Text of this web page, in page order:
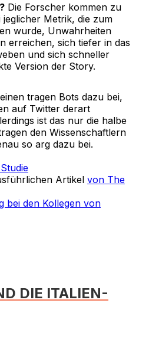
Die Forscher kommen zu
jeglicher Metrik, die zum
wurde, Unwahrheiten
erreichen, sich tiefer in das
und sich schneller
Version der Story.
tragen Bots dazu bei,
auf Twitter derart
ist das nur die halbe
den Wissenschaftlern
so arg dazu bei.
Artikel von The
bei den Kollegen von
DIE ITALIEN-